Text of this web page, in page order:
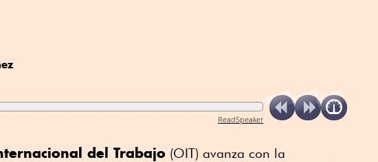
ReadSpeaker
del Trabajo (OIT) avanza con la